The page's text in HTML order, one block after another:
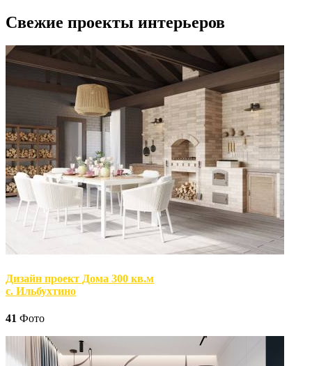
Свежие проекты интерьеров
Дизайн проект Дома 300 кв.м
с. Ильбухтино
41 Фото